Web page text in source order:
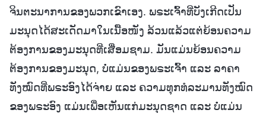
ຈິນຕະນາການຂອງພວກເຂົາເອງ. ພຣະເຈົ້າທີ່ບັງເກີດເປັນ
ມະນຸດໄດ້ສະເດັດມາໃນເນື້ອໜັງ ລ້ວນແລ້ວແຕ່ຍ້ອນຄວາມ
ຕ້ອງການຂອງມະນຸດທີ່ເສື່ອມຊາມ. ມັນແມ່ນຍ້ອນຄວາມ
ຕ້ອງການຂອງມະນຸດ, ບໍ່ແມ່ນຂອງພຣະເຈົ້າ ແລະ ລາຄາ
ທັງໝົດທີ່ພຣະອົງໄດ້ຈ່າຍ ແລະ ຄວາມທຸກທໍລະມານທັງໝົດ
ຂອງພຣະອົງ ແມ່ນເພື່ອເຫັນແກ່ມະນຸດຊາດ ແລະ ບໍ່ແມ່ນ